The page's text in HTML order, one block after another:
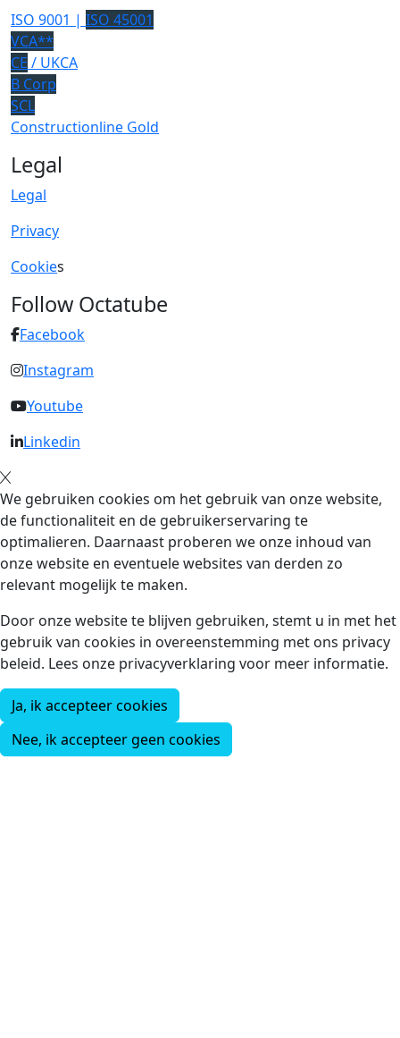
ISO 9001 | ISO 45001
VCA**
CE / UKCA
B Corp
SCL
Constructionline Gold
Legal
Legal
Privacy
Cookies
Follow Octatube
Facebook
Instagram
Youtube
Linkedin
We gebruiken cookies om het gebruik van onze website,
de functionaliteit en de gebruikerservaring te
optimalieren. Daarnaast proberen we onze inhoud van
onze website en eventuele websites van derden zo
relevant mogelijk te maken.
Door onze website te blijven gebruiken, stemt u in met het
gebruik van cookies in overeenstemming met ons privacy
beleid. Lees onze privacyverklaring voor meer informatie.
Ja, ik accepteer cookies
Nee, ik accepteer geen cookies